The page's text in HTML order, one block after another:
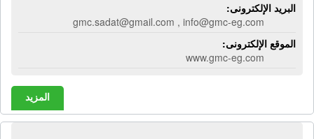
البريد الإلكترونى:
gmc.sadat@gmail.com , info@gmc-eg.com
الموقع الإلكترونى:
www.gmc-eg.com
المزيد